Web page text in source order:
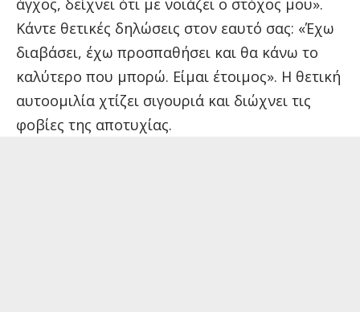
άγχος, δείχνει ότι με νοιάζει ο στόχος μου».
Κάντε θετικές δηλώσεις στον εαυτό σας: «Έχω
διαβάσει, έχω προσπαθήσει και θα κάνω το
καλύτερο που μπορώ. Είμαι έτοιμος». Η θετική
αυτοομιλία χτίζει σιγουριά και διώχνει τις
φοβίες της αποτυχίας.